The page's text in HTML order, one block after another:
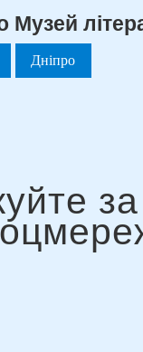
Музей
Дніпро